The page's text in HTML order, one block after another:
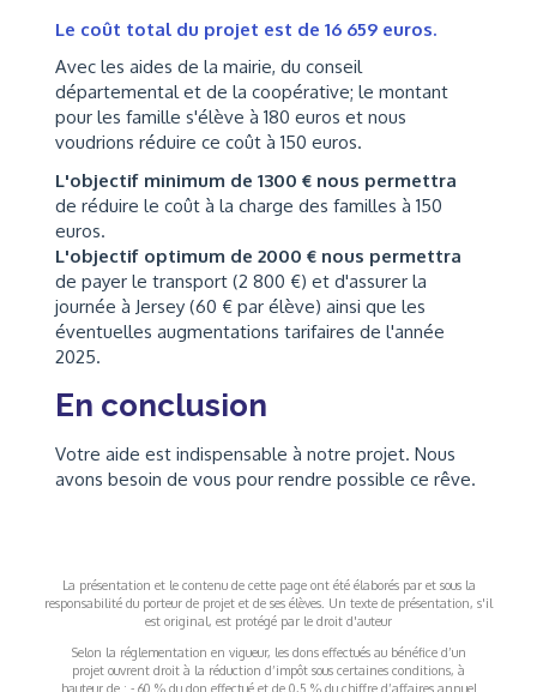
Le coût total du projet est de 16 659 euros.
Avec les aides de la mairie, du conseil
départemental et de la coopérative; le montant
pour les famille s'élève à 180 euros et nous
voudrions réduire ce coût à 150 euros.
L'objectif minimum de 1300 € nous permettra
de réduire le coût à la charge des familles à 150
euros.
L'objectif optimum de 2000 € nous permettra
de payer le transport (2 800 €) et d'assurer la
journée à Jersey (60 € par élève) ainsi que les
éventuelles augmentations tarifaires de l'année
2025.
En conclusion
Votre aide est indispensable à notre projet. Nous
avons besoin de vous pour rendre possible ce rêve.
La présentation et le contenu de cette page ont été élaborés par et sous la
responsabilité du porteur de projet et de ses élèves. Un texte de présentation, s'il
est original, est protégé par le droit d'auteur
Selon la réglementation en vigueur, les dons effectués au bénéfice d’un
projet ouvrent droit à la réduction d’impôt sous certaines conditions, à
hauteur de : - 60 % du don effectué et de 0,5 % du chiffre d’affaires annuel